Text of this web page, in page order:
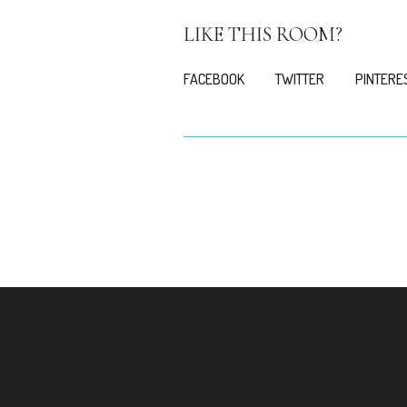
LIKE THIS ROOM?
FACEBOOK TWITTER